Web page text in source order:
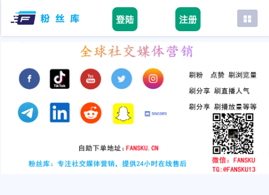
登陆 注册
首页
tiktok
youtube
instagram